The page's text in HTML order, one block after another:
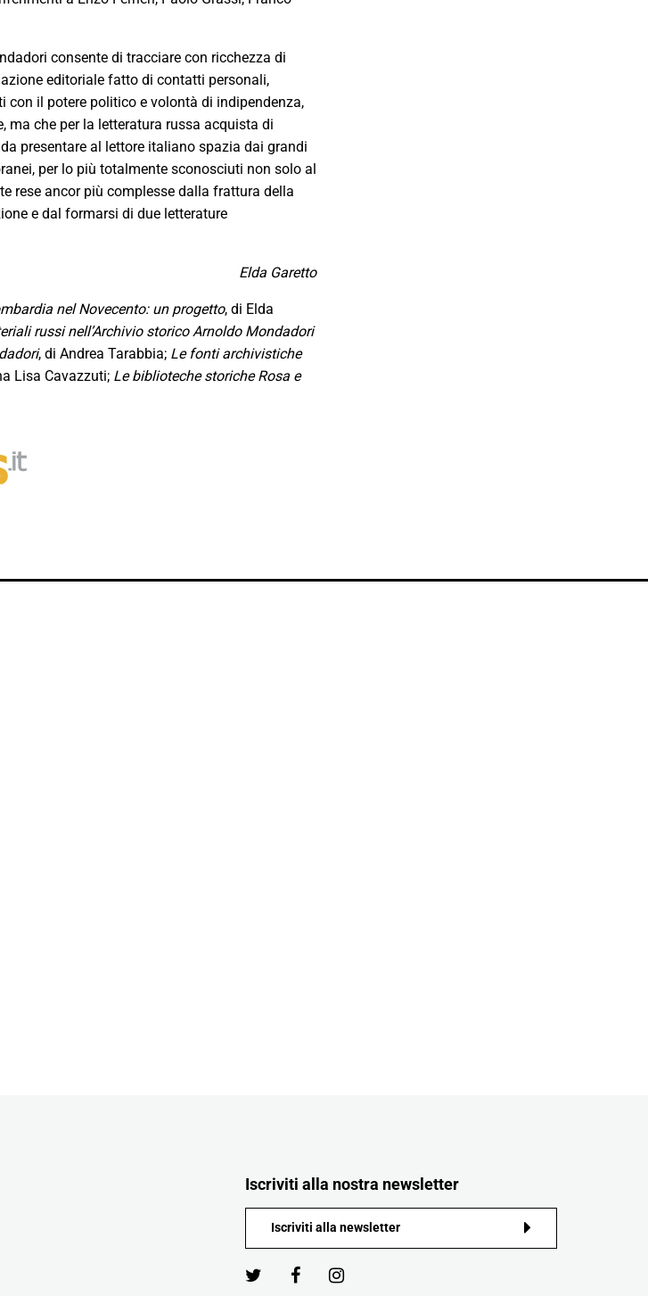
consente di tracciare con ricchezza di
editoriale fatto di contatti personali,
con il potere politico e volontà di indipendenza,
ma che per la letteratura russa acquista di
presentare al lettore italiano spazia dai grandi
per lo più totalmente sconosciuti non solo al
rese ancor più complesse dalla frattura della
e dal formarsi di due letterature
Elda Garetto
nel Novecento: un progetto, di Elda
russi nell’Archivio storico Arnoldo Mondadori
, di Andrea Tarabbia; Le fonti archivistiche
Lisa Cavazzuti; Le biblioteche storiche Rosa e
Iscriviti alla nostra newsletter